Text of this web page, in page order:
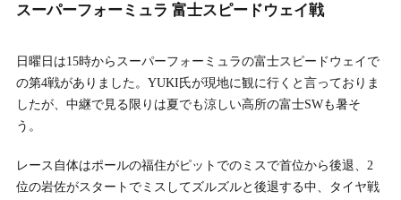
スーパーフォーミュラ 富士スピードウェイ戦
日曜日は15時からスーパーフォーミュラの富士スピードウェイで
の第4戦がありました。YUKI氏が現地に観に行くと言っておりま
したが、中継で見る限りは夏でも涼しい高所の富士SWも暑そ
う。
レース自体はポールの福住がピットでのミスで首位から後退、2
位の岩佐がスタートでミスしてズルズルと後退する中、タイヤ戦